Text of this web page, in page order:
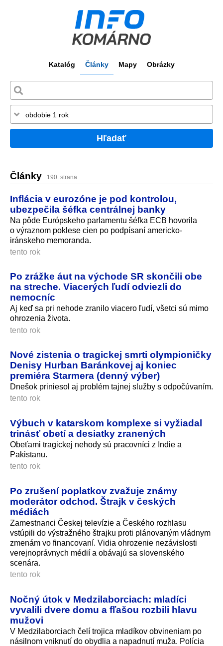
Katalóg Články Mapy Obrázky
Hľadať
Články 190. strana
Inflácia v eurozóne je pod kontrolou,
ubezpečila šéfka centrálnej banky
Na pôde Európskeho parlamentu šéfka ECB hovorila
o výraznom poklese cien po podpísaní americko-
iránskeho memoranda.
tento rok
Po zrážke áut na východe SR skončili obe
na streche. Viacerých ľudí odviezli do
nemocníc
Aj keď sa pri nehode zranilo viacero ľudí, všetci sú mimo
ohrozenia života.
tento rok
Nové zistenia o tragickej smrti olympioničky
Denisy Hurban Baránkovej aj koniec
premiéra Starmera (denný výber)
Dnešok priniesol aj problém tajnej služby s odpočúvaním.
tento rok
Výbuch v katarskom komplexe si vyžiadal
trinásť obetí a desiatky zranených
Obeťami tragickej nehody sú pracovníci z Indie a
Pakistanu.
tento rok
Po zrušení poplatkov zvažuje známy
moderátor odchod. Štrajk v českých
médiách
Zamestnanci Českej televízie a Českého rozhlasu
vstúpili do výstražného štrajku proti plánovaným vládnym
zmenám vo financovaní. Vidia ohrozenie nezávislosti
verejnoprávnych médií a obávajú sa slovenského
scenára.
tento rok
Nočný útok v Medzilaborciach: mladíci
vyvalili dvere domu a fľašou rozbili hlavu
mužovi
V Medzilaborciach čelí trojica mladíkov obvineniam po
násilnom vniknutí do obydlia a napadnutí muža. Polícia